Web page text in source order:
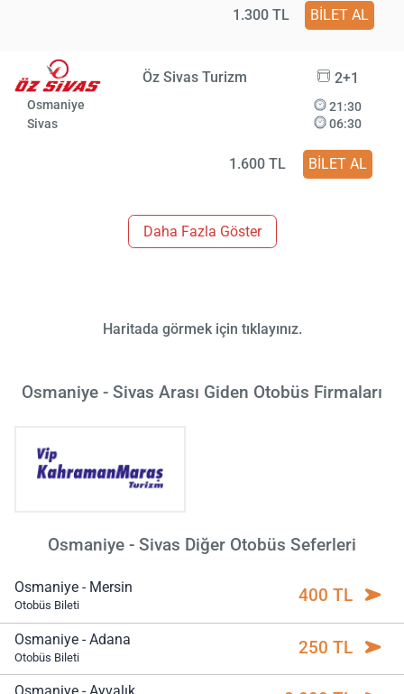
1.300 TL BİLET AL
Öz Sivas Turizm 2+1
Osmaniye
Sivas
21:30
06:30
1.600 TL BİLET AL
Daha Fazla Göster
Haritada görmek için tıklayınız.
Osmaniye - Sivas Arası Giden Otobüs Firmaları
Osmaniye - Sivas Diğer Otobüs Seferleri
Osmaniye - Mersin
Otobüs Bileti 400 TL
Osmaniye - Adana
Otobüs Bileti 250 TL